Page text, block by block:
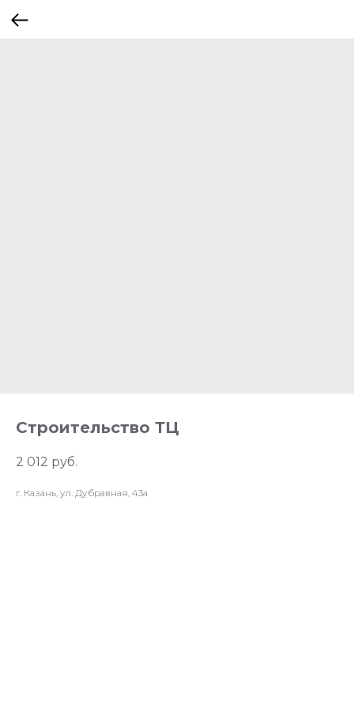
Cтроительство ТЦ
2 012 руб.
г. Казань, ул. Дубравная, 43а